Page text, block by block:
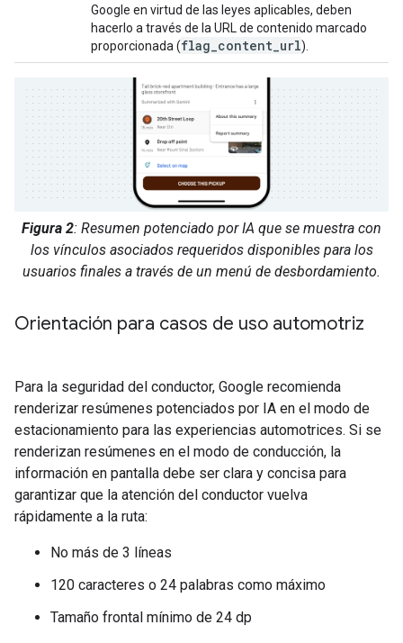
Google en virtud de las leyes aplicables, deben
hacerlo a través de la URL de contenido marcado
proporcionada (flag_content_url).
Figura 2: Resumen potenciado por IA que se muestra con
los vínculos asociados requeridos disponibles para los
usuarios finales a través de un menú de desbordamiento.
Orientación para casos de uso automotriz
Para la seguridad del conductor, Google recomienda
renderizar resúmenes potenciados por IA en el modo de
estacionamiento para las experiencias automotrices. Si se
renderizan resúmenes en el modo de conducción, la
información en pantalla debe ser clara y concisa para
garantizar que la atención del conductor vuelva
rápidamente a la ruta:
No más de 3 líneas
120 caracteres o 24 palabras como máximo
Tamaño frontal mínimo de 24 dp